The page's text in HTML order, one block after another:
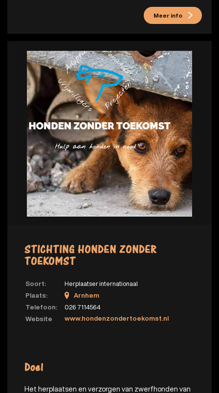
Meer info
STICHTING HONDEN ZONDER
TOEKOMST
Soort:
Herplaatser internationaal
Plaats:
Arnhem
Telefoon:
026 7114564
Website
www.hondenzondertoekomst.nl
Doel
Het herplaatsen en verzorgen van zwerfhonden van